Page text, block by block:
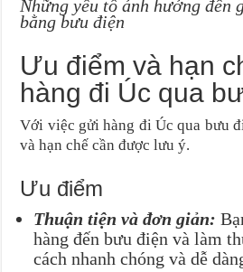
Những yếu tố ảnh hưởng đến
bằng bưu điện
Ưu điểm và hạn
hàng đi Úc qua
Với việc gửi hàng đi Úc qua bưu
và hạn chế cần được lưu ý.
Ưu điểm
Thuận tiện và đơn giản:
hàng đến bưu điện và làm
cách nhanh chóng và dễ